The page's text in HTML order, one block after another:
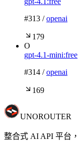
#313 /openai
179
O
gpt-4.1-mini:free
#314 /openai
169
UNOROUTER
整合式 AI API 平台